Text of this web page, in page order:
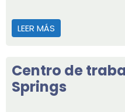
LEER MÁS
Centro de
Springs